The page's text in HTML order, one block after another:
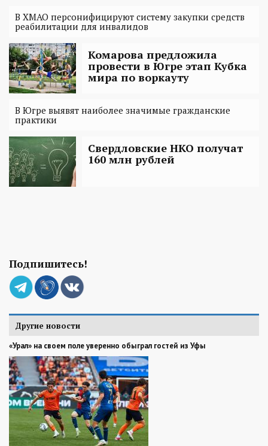
В ХМАО персонифицируют систему закупки средств
реабилитации для инвалидов
Комарова предложила
провести в Югре этап Кубка
мира по воркауту
В Югре выявят наиболее значимые гражданские
практики
Свердловские НКО получат
160 млн рублей
Подпишитесь!
Другие новости
«Урал» на своем поле уверенно обыграл гостей из Уфы